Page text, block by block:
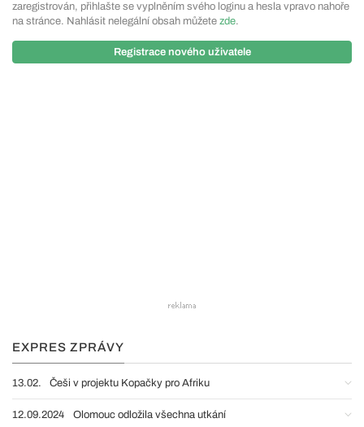
zaregistrován, přihlašte se vyplněním svého loginu a hesla vpravo nahoře
na stránce. Nahlásit nelegální obsah můžete zde.
Registrace nového uživatele
EXPRES ZPRÁVY
13.02. Češi v projektu Kopačky pro Afriku
12.09.2024 Olomouc odložila všechna utkání